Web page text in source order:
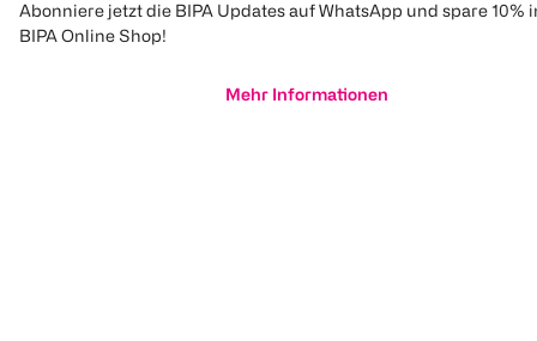
Abonniere jetzt die BIPA Updates auf WhatsApp und spare 10%
BIPA Online Shop!
Mehr Informationen